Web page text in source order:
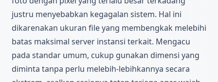
justru menyebabkan kegagalan sistem. Hal ini
dikarenakan ukuran file yang membengkak melebihi
batas maksimal server instansi terkait. Mengacu
pada standar umum, cukup gunakan dimensi yang
diminta tanpa perlu melebih-lebihkannya secara